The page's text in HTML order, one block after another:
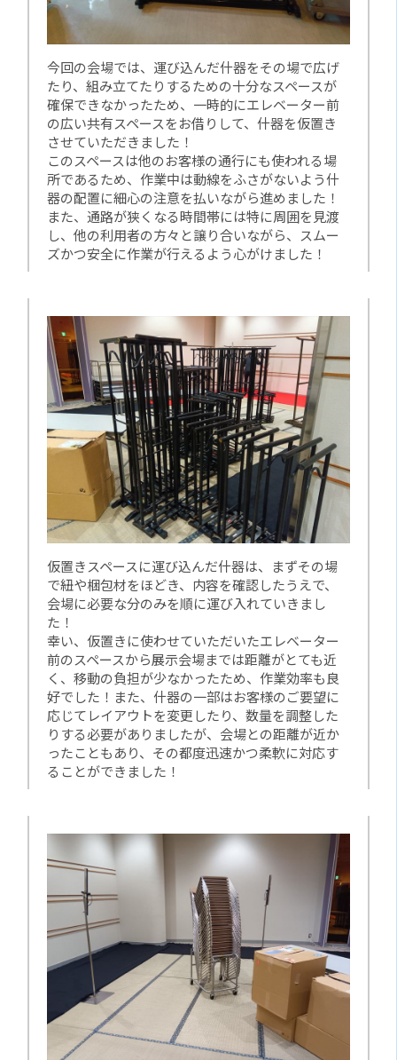
今回の会場では、運び込んだ什器をその場で広げ
たり、組み立てたりするための十分なスペースが
確保できなかったため、一時的にエレベーター前
の広い共有スペースをお借りして、什器を仮置き
させていただきました！
このスペースは他のお客様の通行にも使われる場
所であるため、作業中は動線をふさがないよう什
器の配置に細心の注意を払いながら進めました！
また、通路が狭くなる時間帯には特に周囲を見渡
し、他の利用者の方々と譲り合いながら、スムー
ズかつ安全に作業が行えるよう心がけました！
仮置きスペースに運び込んだ什器は、まずその場
で紐や梱包材をほどき、内容を確認したうえで、
会場に必要な分のみを順に運び入れていきまし
た！
幸い、仮置きに使わせていただいたエレベーター
前のスペースから展示会場までは距離がとても近
く、移動の負担が少なかったため、作業効率も良
好でした！また、什器の一部はお客様のご要望に
応じてレイアウトを変更したり、数量を調整した
りする必要がありましたが、会場との距離が近か
ったこともあり、その都度迅速かつ柔軟に対応す
ることができました！